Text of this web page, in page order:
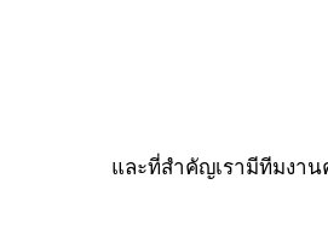
และที่สำคัญเรามีทีมงาน